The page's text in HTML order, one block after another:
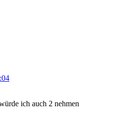
ich auch 2 nehmen